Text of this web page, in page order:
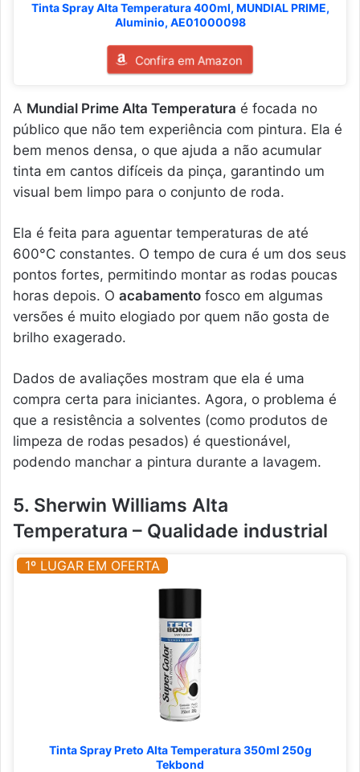
Tinta Spray Alta Temperatura 400ml, MUNDIAL PRIME,
Aluminio, AE01000098
Confira em Amazon
A Mundial Prime Alta Temperatura é focada no
público que não tem experiência com pintura. Ela é
bem menos densa, o que ajuda a não acumular
tinta em cantos difíceis da pinça, garantindo um
visual bem limpo para o conjunto de roda.
Ela é feita para aguentar temperaturas de até
600°C constantes. O tempo de cura é um dos seus
pontos fortes, permitindo montar as rodas poucas
horas depois. O acabamento fosco em algumas
versões é muito elogiado por quem não gosta de
brilho exagerado.
Dados de avaliações mostram que ela é uma
compra certa para iniciantes. Agora, o problema é
que a resistência a solventes (como produtos de
limpeza de rodas pesados) é questionável,
podendo manchar a pintura durante a lavagem.
5. Sherwin Williams Alta
Temperatura – Qualidade industrial
1º LUGAR EM OFERTA
Tinta Spray Preto Alta Temperatura 350ml 250g
Tekbond